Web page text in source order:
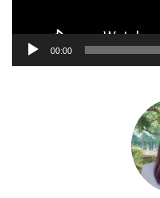
00:00